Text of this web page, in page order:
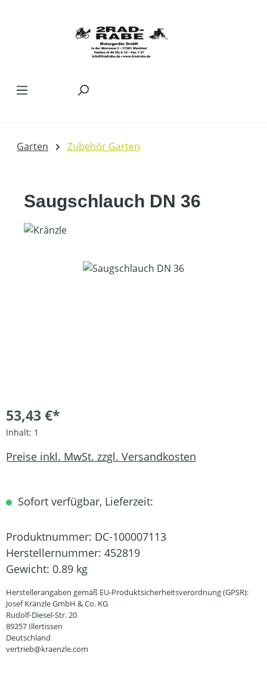
Garten Zubehör Garten
Saugschlauch DN 36
Bildergalerie überspringen
53,43 €*
Inhalt: 1
Preise inkl. MwSt. zzgl. Versandkosten
Sofort verfügbar, Lieferzeit:
Produktnummer: DC-100007113
Herstellernummer: 452819
Gewicht: 0.89 kg
Herstellerangaben gemäß EU-Produktsicherheitsverordnung (GPSR):
Josef Kränzle GmbH & Co. KG
Rudolf-Diesel-Str. 20
89257 Illertissen
Deutschland
vertrieb@kraenzle.com